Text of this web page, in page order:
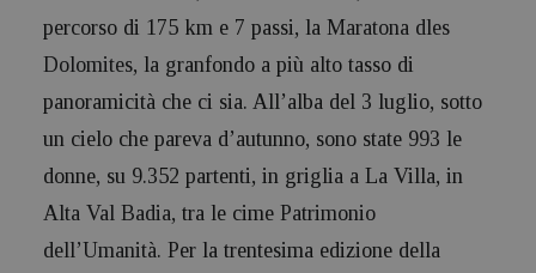
percorso di 175 km e 7 passi, la Maratona dles
Dolomites, la granfondo a più alto tasso di
panoramicità che ci sia. All’alba del 3 luglio, sotto
un cielo che pareva d’autunno, sono state 993 le
donne, su 9.352 partenti, in griglia a La Villa, in
Alta Val Badia, tra le cime Patrimonio
dell’Umanità. Per la trentesima edizione della